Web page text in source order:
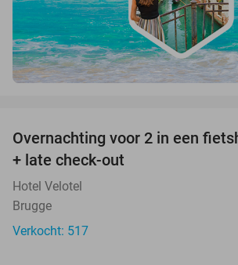
Overnachting voor 2 in een
+ late check-out
Hotel Velotel
Brugge
Verkocht: 517